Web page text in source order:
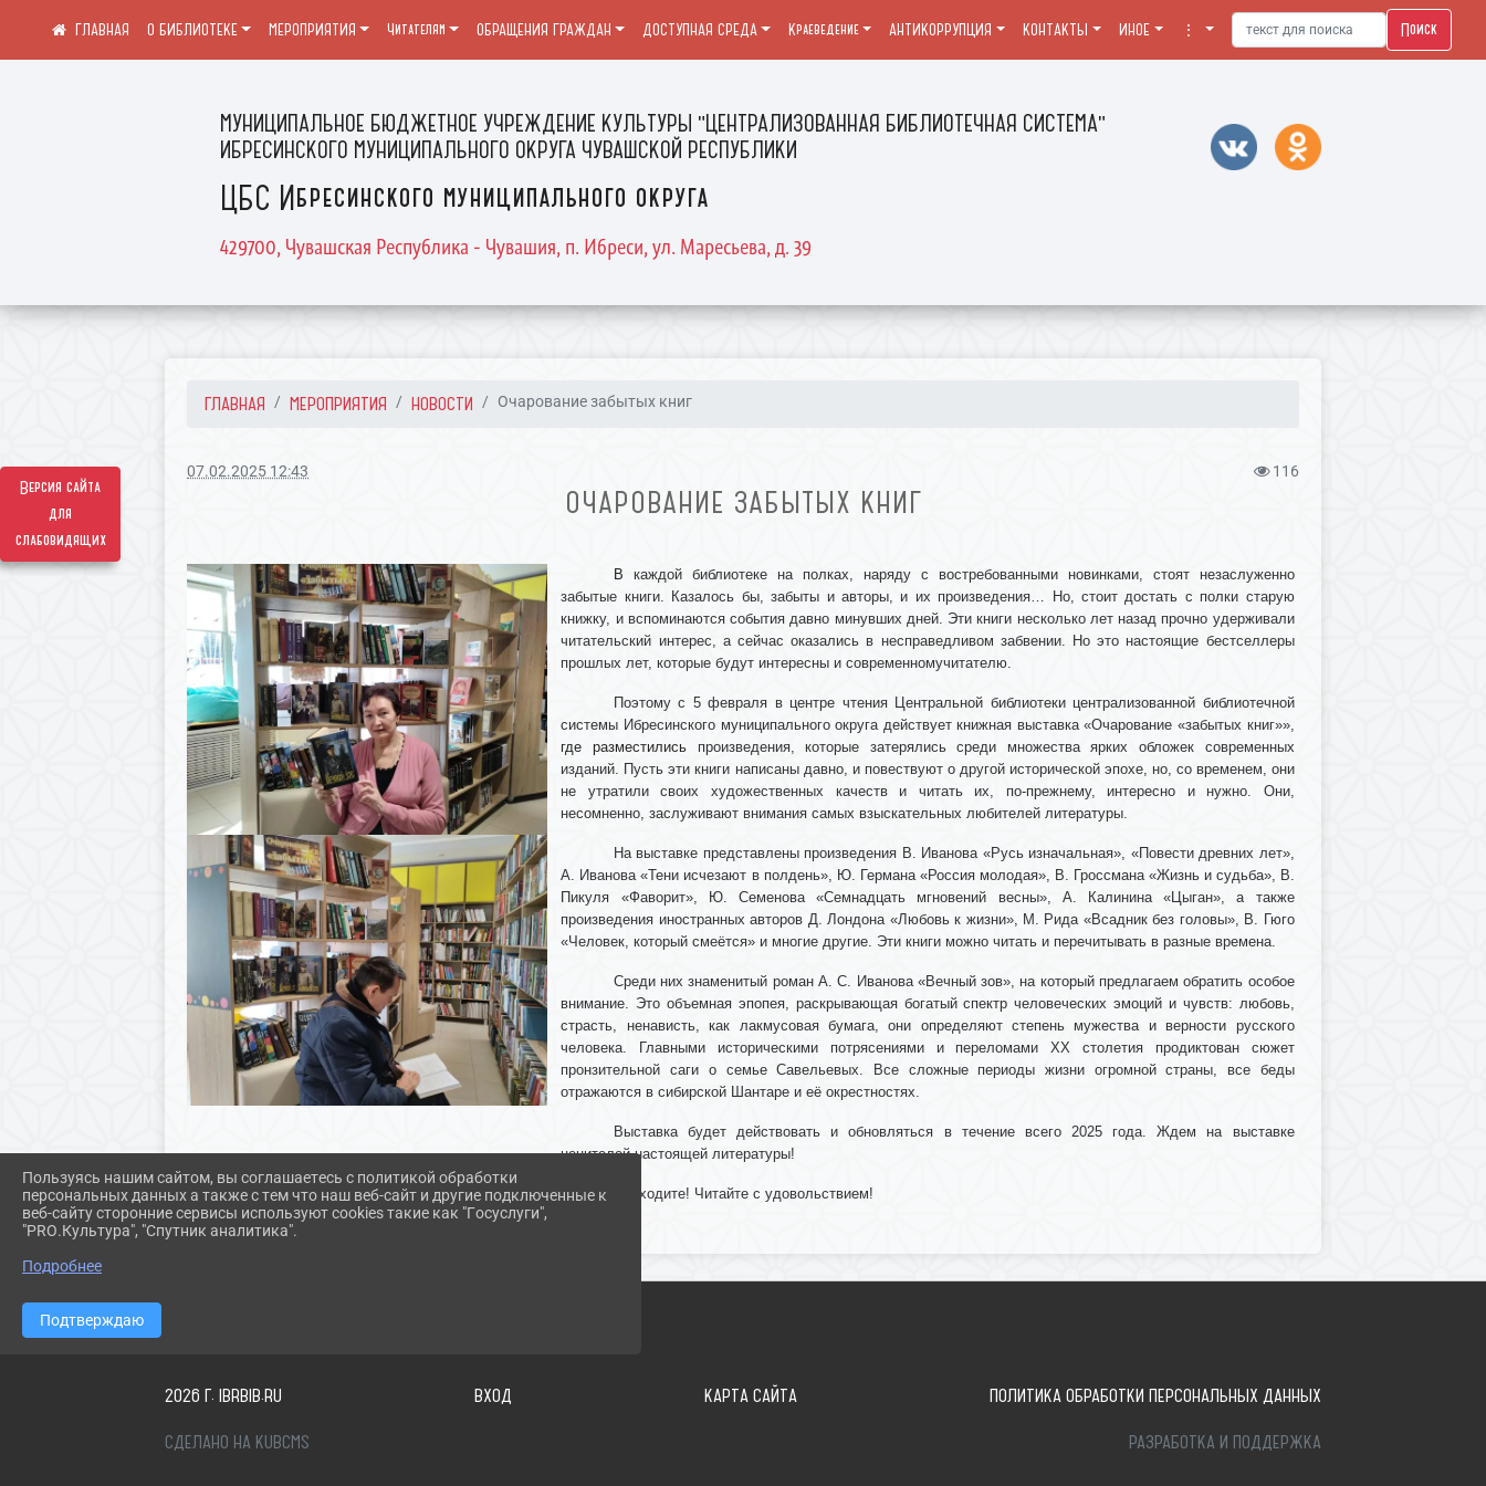
Версия сайта
для
слабовидящих
МУНИЦИПАЛЬНОЕ БЮДЖЕТНОЕ УЧРЕЖДЕНИЕ КУЛЬТУРЫ "ЦЕНТРАЛИЗОВАННАЯ БИБЛИОТЕЧНАЯ СИСТЕМА"
ИБРЕСИНСКОГО МУНИЦИПАЛЬНОГО ОКРУГА ЧУВАШСКОЙ РЕСПУБЛИКИ
ЦБС Ибресинского муниципального округа
429700, Чувашская Республика - Чувашия, п. Ибреси, ул. Маресьева, д. 39
О БИБЛИОТЕКЕ МЕРОПРИЯТИЯ Читателям ОБРАЩЕНИЯ ГРАЖДАН ДОСТУПНАЯ СРЕДА Краеведение АНТИКОРРУПЦИЯ КОНТАКТЫ ИНОЕ ⋮ Поиск
ГЛАВНАЯ МЕРОПРИЯТИЯ НОВОСТИ Очарование забытых книг
07.02.2025 12:43 116
ОЧАРОВАНИЕ ЗАБЫТЫХ КНИГ
В каждой библиотеке на полках, наряду с востребованными новинками, стоят незаслуженно
забытые книги. Казалось бы, забыты и авторы, и их произведения… Но, стоит достать с полки старую
книжку, и вспоминаются события давно минувших дней. Эти книги несколько лет назад прочно удерживали
читательский интерес, а сейчас оказались в несправедливом забвении. Но это настоящие бестселлеры
прошлых лет, которые будут интересны и современномучитателю.
Поэтому с 5 февраля в центре чтения Центральной библиотеки централизованной библиотечной
системы Ибресинского муниципального округа действует книжная выставка «Очарование «забытых книг»»,
где разместились произведения, которые затерялись среди множества ярких обложек современных
изданий. Пусть эти книги написаны давно, и повествуют о другой исторической эпохе, но, со временем, они
не утратили своих художественных качеств и читать их, по-прежнему, интересно и нужно. Они,
несомненно, заслуживают внимания самых взыскательных любителей литературы.
На выставке представлены произведения В. Иванова «Русь изначальная», «Повести древних лет»,
А. Иванова «Тени исчезают в полдень», Ю. Германа «Россия молодая», В. Гроссмана «Жизнь и судьба», В.
Пикуля «Фаворит», Ю. Семенова «Семнадцать мгновений весны», А. Калинина «Цыган», а также
произведения иностранных авторов Д. Лондона «Любовь к жизни», М. Рида «Всадник без головы», В. Гюго
«Человек, который смеётся» и многие другие. Эти книги можно читать и перечитывать в разные времена.
Среди них знаменитый роман А. С. Иванова «Вечный зов», на который предлагаем обратить особое
внимание. Это объемная эпопея, раскрывающая богатый спектр человеческих эмоций и чувств: любовь,
страсть, ненависть, как лакмусовая бумага, они определяют степень мужества и верности русского
человека. Главными историческими потрясениями и переломами ХХ столетия продиктован сюжет
пронзительной саги о семье Савельевых. Все сложные периоды жизни огромной страны, все беды
отражаются в сибирской Шантаре и её окрестностях.
Выставка будет действовать и обновляться в течение всего 2025 года. Ждем на выставке
ценителей настоящей литературы!
Приходите! Читайте с удовольствием!
2026 Г. IBRBIB.RU ВХОД КАРТА САЙТА ПОЛИТИКА ОБРАБОТКИ ПЕРСОНАЛЬНЫХ ДАННЫХ
СДЕЛАНО НА KUBCMS РАЗРАБОТКА И ПОДДЕРЖКА
Пользуясь нашим сайтом, вы соглашаетесь с политикой обработки
персональных данных а также с тем что наш веб-сайт и другие подключенные к
веб-сайту сторонние сервисы используют cookies такие как "Госуслуги",
"PRO.Культура", "Спутник аналитика".
Подробнее
Подтверждаю